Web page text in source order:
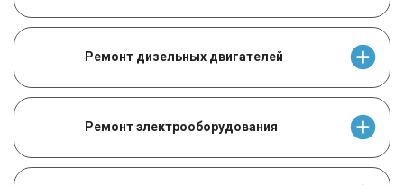
Ремонт дизельных двигателей
Ремонт электрооборудования